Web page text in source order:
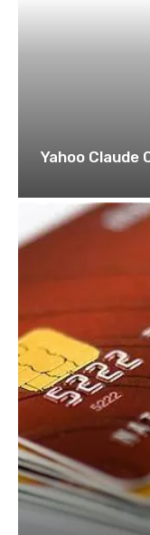
Yahoo Claude